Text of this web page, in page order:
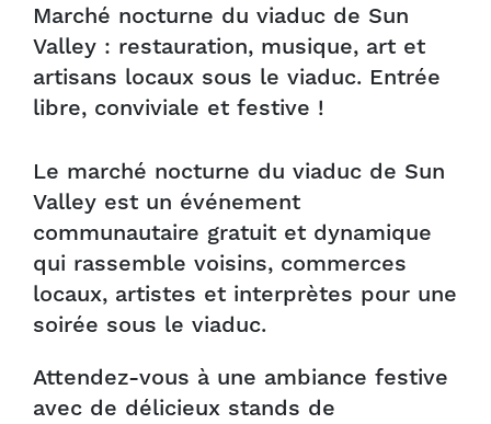
Marché nocturne du viaduc de Sun
Valley : restauration, musique, art et
artisans locaux sous le viaduc. Entrée
libre, conviviale et festive !
Le marché nocturne du viaduc de Sun
Valley est un événement
communautaire gratuit et dynamique
qui rassemble voisins, commerces
locaux, artistes et interprètes pour une
soirée sous le viaduc.
Attendez-vous à une ambiance festive
avec de délicieux stands de